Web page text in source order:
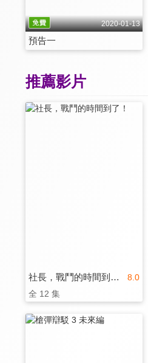
2020-01-13
預告一
推薦影片
8.0
社長，戰鬥的時間到了！
全 12 集